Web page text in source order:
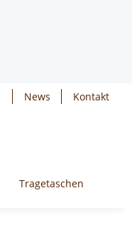
News
Kontakt
Tragetaschen